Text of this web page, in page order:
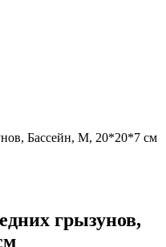
Бассейн, M, 20*20*7 см
грызунов,